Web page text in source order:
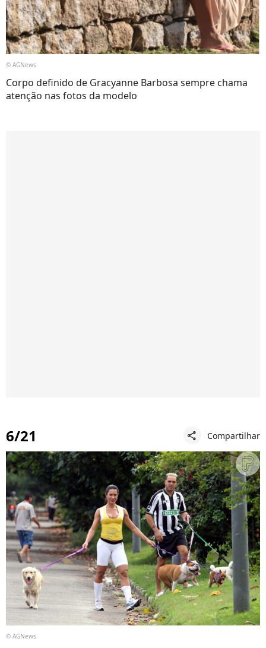
© AGNews
Corpo definido de Gracyanne Barbosa sempre chama
atenção nas fotos da modelo
6/21 share Compartilhar
© AGNews